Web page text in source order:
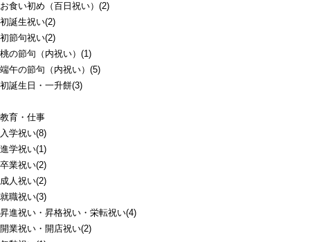
お食い初め（百日祝い）(2)
初誕生祝い(2)
初節句祝い(2)
桃の節句（内祝い）(1)
端午の節句（内祝い）(5)
初誕生日・一升餅(3)
教育・仕事
入学祝い(8)
進学祝い(1)
卒業祝い(2)
成人祝い(2)
就職祝い(3)
昇進祝い・昇格祝い・栄転祝い(4)
開業祝い・開店祝い(2)